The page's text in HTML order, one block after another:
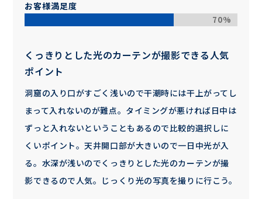
お客様満足度
70%
くっきりとした光のカーテンが撮影できる人気
ポイント
洞窟の入り口がすごく浅いので干潮時には干上がってし
まって入れないのが難点。タイミングが悪ければ日中は
ずっと入れないということもあるので比較的選択しに
くいポイント。天井開口部が大きいので一日中光が入
る。水深が浅いのでくっきりとした光のカーテンが撮
影できるので人気。じっくり光の写真を撮りに行こう。